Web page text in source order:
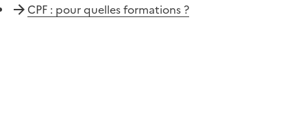
CPF : pour quelles formations ?